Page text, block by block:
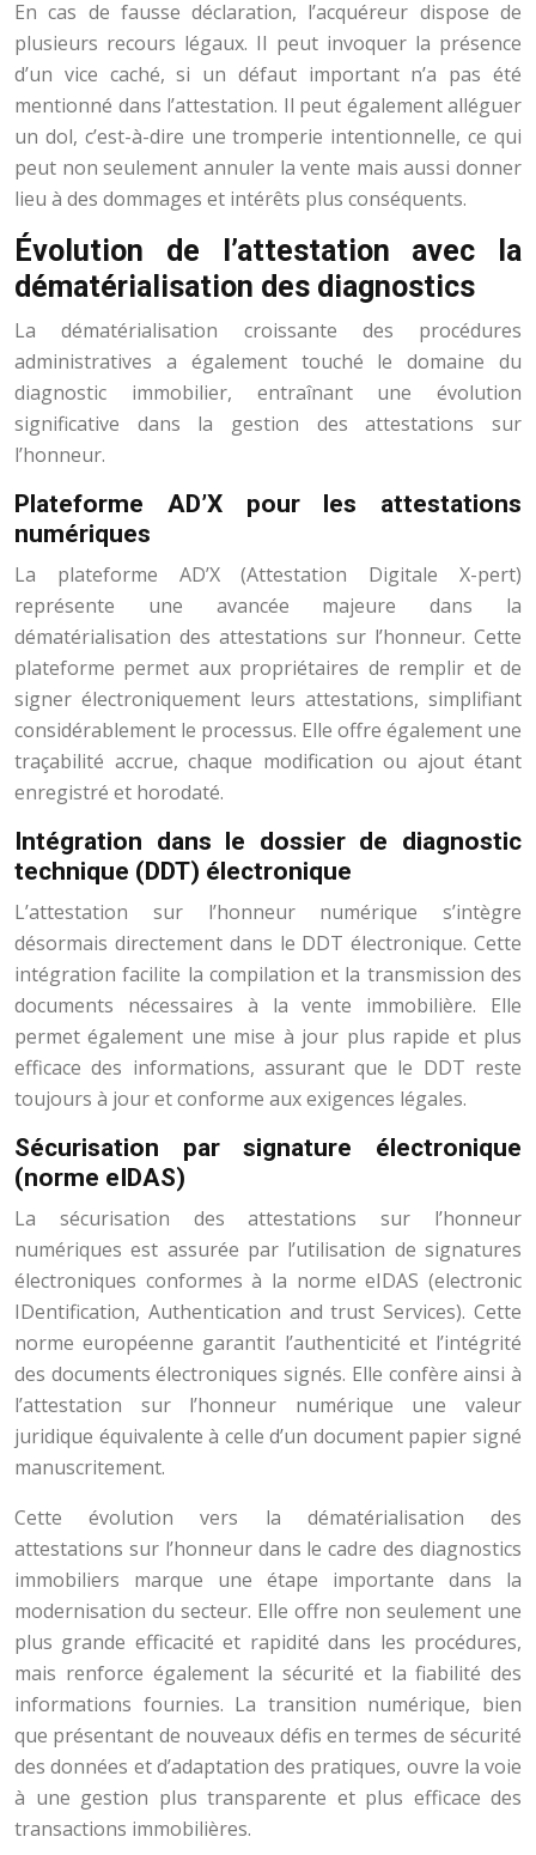
En cas de fausse déclaration, l’acquéreur dispose de
plusieurs recours légaux. Il peut invoquer la présence
d’un vice caché, si un défaut important n’a pas été
mentionné dans l’attestation. Il peut également alléguer
un dol, c’est-à-dire une tromperie intentionnelle, ce qui
peut non seulement annuler la vente mais aussi donner
lieu à des dommages et intérêts plus conséquents.
Évolution de l’attestation avec la
dématérialisation des diagnostics
La dématérialisation croissante des procédures
administratives a également touché le domaine du
diagnostic immobilier, entraînant une évolution
significative dans la gestion des attestations sur
l’honneur.
Plateforme AD’X pour les attestations
numériques
La plateforme AD’X (Attestation Digitale X-pert)
représente une avancée majeure dans la
dématérialisation des attestations sur l’honneur. Cette
plateforme permet aux propriétaires de remplir et de
signer électroniquement leurs attestations, simplifiant
considérablement le processus. Elle offre également une
traçabilité accrue, chaque modification ou ajout étant
enregistré et horodaté.
Intégration dans le dossier de diagnostic
technique (DDT) électronique
L’attestation sur l’honneur numérique s’intègre
désormais directement dans le DDT électronique. Cette
intégration facilite la compilation et la transmission des
documents nécessaires à la vente immobilière. Elle
permet également une mise à jour plus rapide et plus
efficace des informations, assurant que le DDT reste
toujours à jour et conforme aux exigences légales.
Sécurisation par signature électronique
(norme eIDAS)
La sécurisation des attestations sur l’honneur
numériques est assurée par l’utilisation de signatures
électroniques conformes à la norme eIDAS (electronic
IDentification, Authentication and trust Services). Cette
norme européenne garantit l’authenticité et l’intégrité
des documents électroniques signés. Elle confère ainsi à
l’attestation sur l’honneur numérique une valeur
juridique équivalente à celle d’un document papier signé
manuscritement.
Cette évolution vers la dématérialisation des
attestations sur l’honneur dans le cadre des diagnostics
immobiliers marque une étape importante dans la
modernisation du secteur. Elle offre non seulement une
plus grande efficacité et rapidité dans les procédures,
mais renforce également la sécurité et la fiabilité des
informations fournies. La transition numérique, bien
que présentant de nouveaux défis en termes de sécurité
des données et d’adaptation des pratiques, ouvre la voie
à une gestion plus transparente et plus efficace des
transactions immobilières.